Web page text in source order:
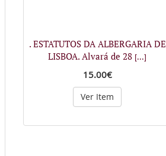
. ESTATUTOS DA ALBERGARIA DE
LISBOA. Alvará de 28 [...]
15.00€
Ver Item